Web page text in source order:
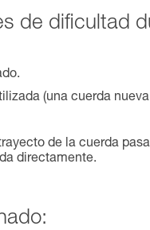
de dificultad
(una cuerda
de la cuerda
directamente.